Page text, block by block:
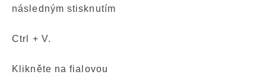
následným stisknutím
Ctrl + V.
Klikněte na fialovou